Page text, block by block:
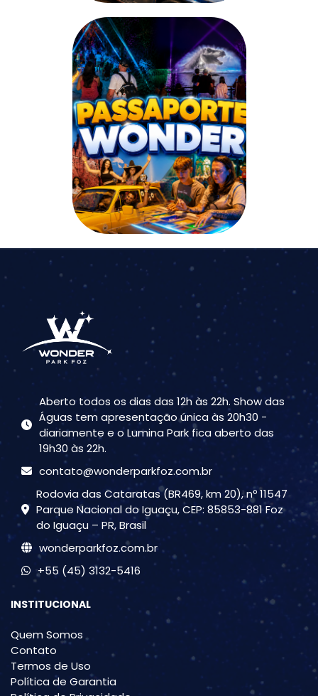
Aberto todos os dias das 12h às 22h. Show das
Águas tem apresentação única às 20h30 -
diariamente e o Lumina Park fica aberto das
19h30 às 22h.
contato@wonderparkfoz.com.br
Rodovia das Cataratas (BR469, km 20), nº 11547
Parque Nacional do Iguaçu, CEP: 85853-881 Foz
do Iguaçu – PR, Brasil
wonderparkfoz.com.br
+55 (45) 3132-5416
INSTITUCIONAL
Quem Somos
Contato
Termos de Uso
Política de Garantia